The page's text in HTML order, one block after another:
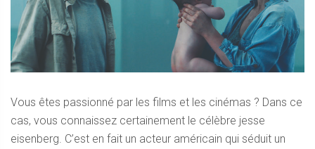
Vous êtes passionné par les films et les cinémas ? Dans ce
cas, vous connaissez certainement le célèbre jesse
eisenberg. C’est en fait un acteur américain qui séduit un